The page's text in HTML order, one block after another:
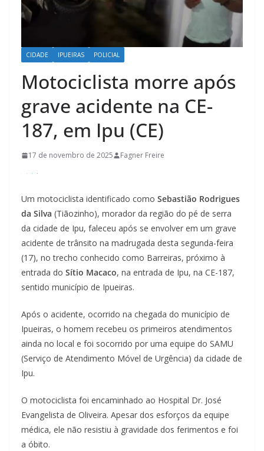
CIDADE IPUEIRAS POLICIAL
Motociclista morre após
grave acidente na CE-
187, em Ipu (CE)
17 de novembro de 2025 Fagner Freire
Um motociclista identificado como Sebastião Rodrigues
da Silva (Tiãozinho), morador da região do pé de serra
da cidade de Ipu, faleceu após se envolver em um grave
acidente de trânsito na madrugada desta segunda-feira
(17), no trecho conhecido como Barreiras, próximo à
entrada do Sítio Macaco, na entrada de Ipu, na CE-187,
sentido município de Ipueiras.
Após o acidente, ocorrido na chegada do município de
Ipueiras, o homem recebeu os primeiros atendimentos
ainda no local e foi socorrido por uma equipe do SAMU
(Serviço de Atendimento Móvel de Urgência) da cidade de
Ipu.
O motociclista foi encaminhado ao Hospital Dr. José
Evangelista de Oliveira. Apesar dos esforços da equipe
médica, ele não resistiu à gravidade dos ferimentos e foi
a óbito.